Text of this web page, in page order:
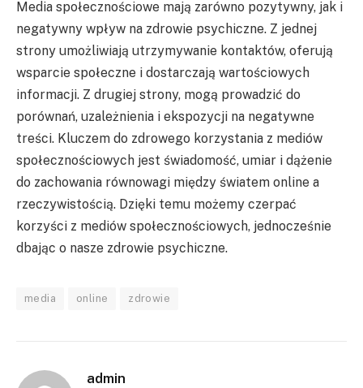
Media społecznościowe mają zarówno pozytywny, jak i
negatywny wpływ na zdrowie psychiczne. Z jednej
strony umożliwiają utrzymywanie kontaktów, oferują
wsparcie społeczne i dostarczają wartościowych
informacji. Z drugiej strony, mogą prowadzić do
porównań, uzależnienia i ekspozycji na negatywne
treści. Kluczem do zdrowego korzystania z mediów
społecznościowych jest świadomość, umiar i dążenie
do zachowania równowagi między światem online a
rzeczywistością. Dzięki temu możemy czerpać
korzyści z mediów społecznościowych, jednocześnie
dbając o nasze zdrowie psychiczne.
media online zdrowie
admin